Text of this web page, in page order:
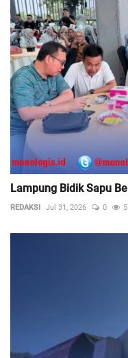
Lampung Bidik Sapu
REDAKSI Jul 31, 2026 0 5